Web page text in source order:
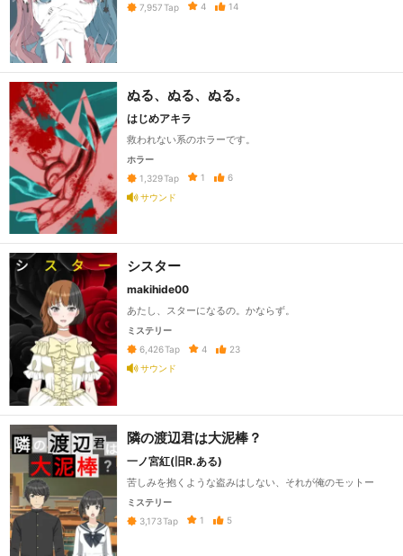
7,957 Tap 4 14
ぬる、ぬる、ぬる。
はじめアキラ
救われない系のホラーです。
ホラー
1,329Tap 1
6
サウンド
シスター
makihide00
あたし、スターになるの。かならず。
ミステリー
6,426Tap 4
23
サウンド
隣の渡辺君は大泥棒？
一ノ宮紅(旧R.ある)
苦しみを抱くような盗みはしない、それが俺のモットー
ミステリー
3,173Tap 1 5